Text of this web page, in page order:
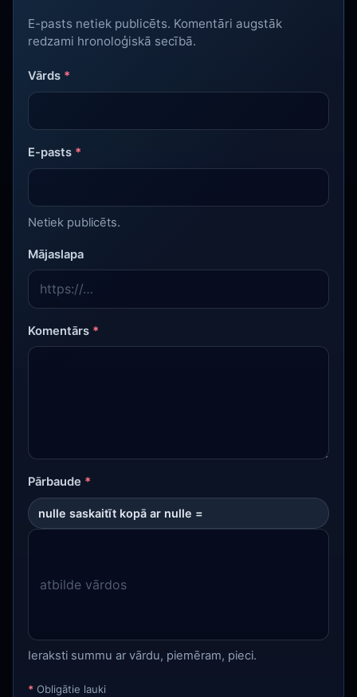
E-pasts netiek publicēts. Komentāri augstāk
redzami hronoloģiskā secībā.
Vārds *
E-pasts *
Netiek publicēts.
Mājaslapa
Komentārs *
Pārbaude *
nulle saskaitīt kopā ar nulle =
Ieraksti summu ar vārdu, piemēram, pieci.
* Obligātie lauki